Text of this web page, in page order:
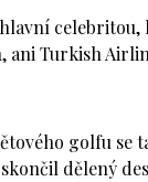
ani Turkish
golfu se
dělený